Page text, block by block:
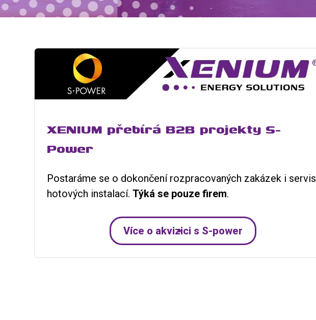
XENIUM přebírá B2B projekty S-
Power
Postaráme se o dokončení rozpracovaných zakázek i servis
hotových instalací.Týká se pouze firem.
Více o akvizici s S-power